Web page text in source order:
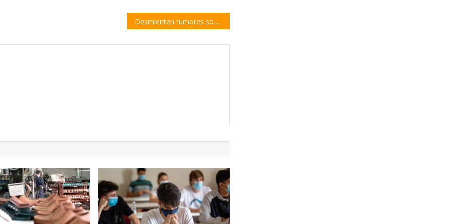
Desmienten rumores sobre la renuncia del Dr. San Miguel (por ahora)